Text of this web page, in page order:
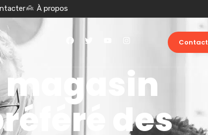
À propos
Contact
magasin
des